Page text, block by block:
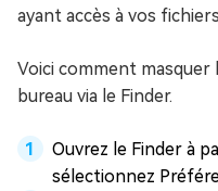
ayant accès à vos
Voici comment masquer
bureau via le Finder.
Ouvrez le Finder à
sélectionnez